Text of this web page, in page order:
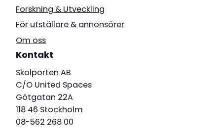
Forskning & Utveckling
För utställare & annonsörer
Om oss
Kontakt
Skolporten AB
C/O United Spaces
Götgatan 22A
118 46 Stockholm
08-562 268 00